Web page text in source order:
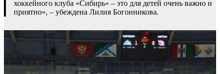
хоккейного клуба «Сибирь» – это для детей очень важно и
приятно», – убеждена Лилия Богонникова.